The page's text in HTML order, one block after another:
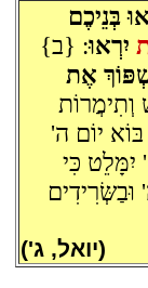
בְּנֵיכֶם
יִרְאוּ: {ב}
אֶת
יוֹם ה'
יִמָּלֵט כִּי
(יואל, ג')